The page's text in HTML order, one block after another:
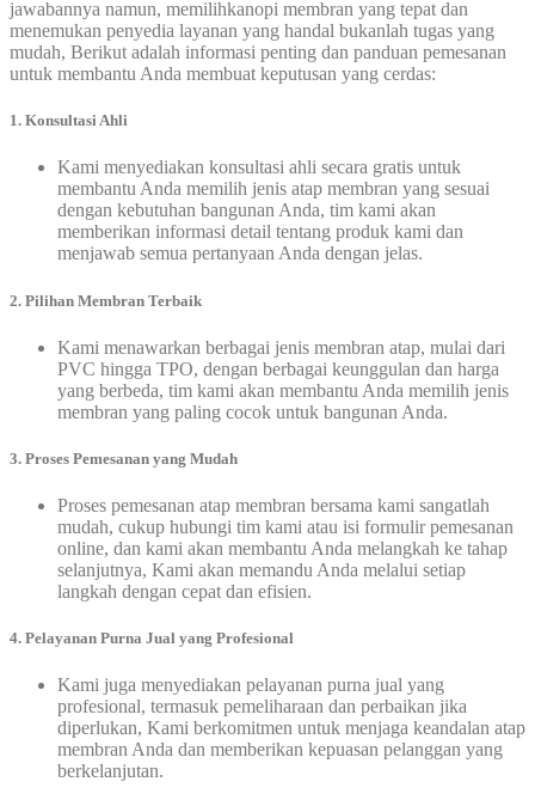
jawabannya namun, memilihkanopi membran yang tepat dan
menemukan penyedia layanan yang handal bukanlah tugas yang
mudah, Berikut adalah informasi penting dan panduan pemesanan
untuk membantu Anda membuat keputusan yang cerdas:
1. Konsultasi Ahli
Kami menyediakan konsultasi ahli secara gratis untuk
membantu Anda memilih jenis atap membran yang sesuai
dengan kebutuhan bangunan Anda, tim kami akan
memberikan informasi detail tentang produk kami dan
menjawab semua pertanyaan Anda dengan jelas.
2. Pilihan Membran Terbaik
Kami menawarkan berbagai jenis membran atap, mulai dari
PVC hingga TPO, dengan berbagai keunggulan dan harga
yang berbeda, tim kami akan membantu Anda memilih jenis
membran yang paling cocok untuk bangunan Anda.
3. Proses Pemesanan yang Mudah
Proses pemesanan atap membran bersama kami sangatlah
mudah, cukup hubungi tim kami atau isi formulir pemesanan
online, dan kami akan membantu Anda melangkah ke tahap
selanjutnya, Kami akan memandu Anda melalui setiap
langkah dengan cepat dan efisien.
4. Pelayanan Purna Jual yang Profesional
Kami juga menyediakan pelayanan purna jual yang
profesional, termasuk pemeliharaan dan perbaikan jika
diperlukan, Kami berkomitmen untuk menjaga keandalan atap
membran Anda dan memberikan kepuasan pelanggan yang
berkelanjutan.